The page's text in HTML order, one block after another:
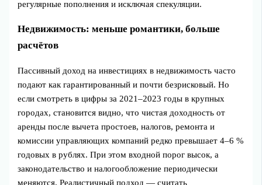
регулярные пополнения и исключая спекуляции.
Недвижимость: меньше романтики, больше
расчётов
Пассивный доход на инвестициях в недвижимость часто
подают как гарантированный и почти безрисковый. Но
если смотреть в цифры за 2021–2023 годы в крупных
городах, становится видно, что чистая доходность от
аренды после вычета простоев, налогов, ремонта и
комиссии управляющих компаний редко превышает 4–6 %
годовых в рублях. При этом входной порог высок, а
законодательство и налогообложение периодически
меняются. Реалистичный подход — считать